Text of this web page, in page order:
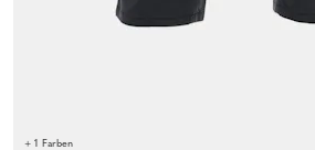
+ 1 Farben